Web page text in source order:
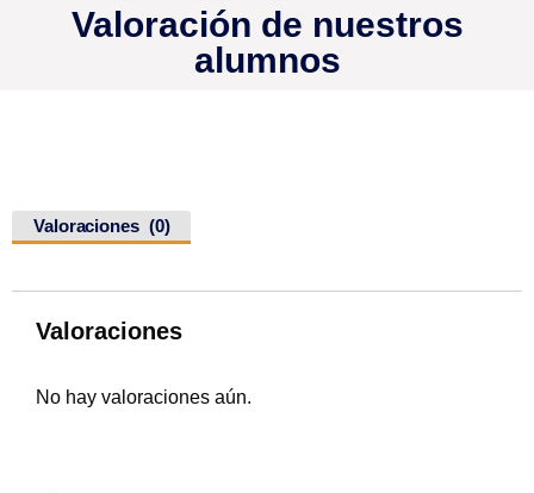
Valoración de nuestros
alumnos
Valoraciones (0)
Valoraciones
No hay valoraciones aún.